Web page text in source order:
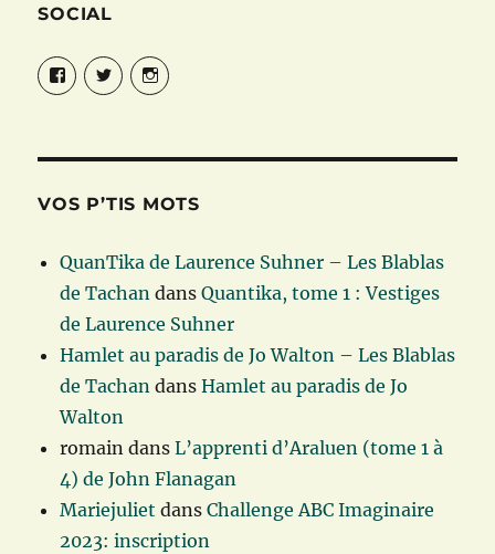
SOCIAL
FacebookTwitterInstagram
VOS P’TIS MOTS
QuanTika de Laurence Suhner – Les Blablas
de Tachan dansQuantika, tome 1 : Vestiges
de Laurence Suhner
Hamlet au paradis de Jo Walton – Les Blablas
de Tachan dansHamlet au paradis de Jo
Walton
romain dansL’apprenti d’Araluen (tome 1 à
4) de John Flanagan
Mariejuliet dansChallenge ABC Imaginaire
2023: inscription